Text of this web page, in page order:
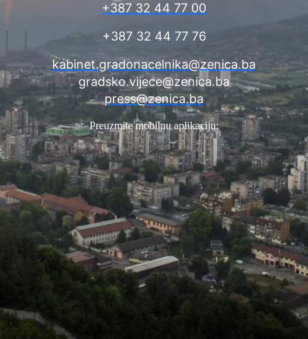
+387 32 44 77 00
+387 32 44 77 76
kabinet.gradonacelnika@zenica.ba
gradsko.vijece@zenica.ba
press@zenica.ba
Preuzmite mobilnu aplikaciju: